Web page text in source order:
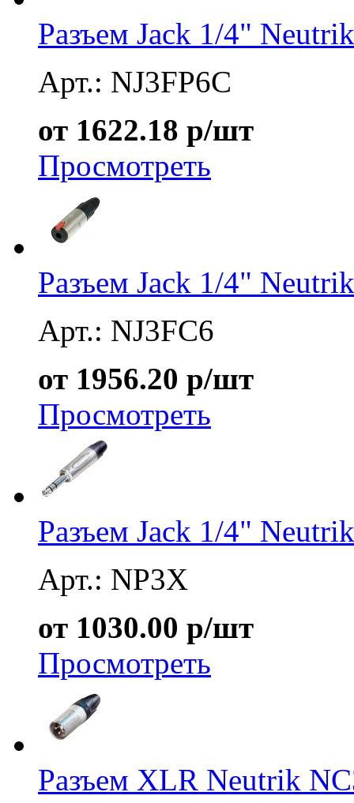
Разъем Jack 1/4"
Арт.: NJ3FP6C
от 1622.18 р/шт
Просмотреть
Разъем Jack 1/4"
Арт.: NJ3FC6
от 1956.20 р/шт
Просмотреть
Разъем Jack 1/4"
Арт.: NP3X
от 1030.00 р/шт
Просмотреть
Разъем XLR Neutrik